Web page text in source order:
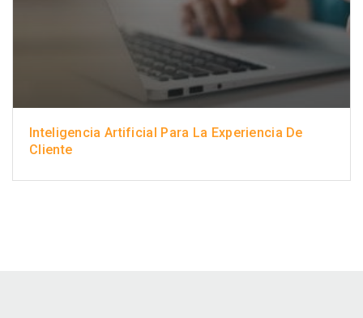
Inteligencia Artificial Para La Experiencia De
Cliente